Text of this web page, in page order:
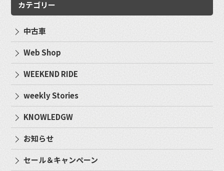
カテゴリー
中古車
Web Shop
WEEKEND RIDE
weekly Stories
KNOWLEDGW
お知らせ
セール＆キャンペーン